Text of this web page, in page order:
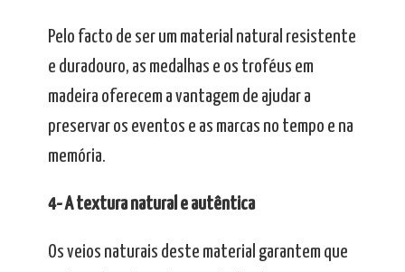
Pelo facto de ser um material natural resistente
e duradouro, as medalhas e os troféus em
madeira oferecem a vantagem de ajudar a
preservar os eventos e as marcas no tempo e na
memória.
4- A textura natural e autêntica
Os veios naturais deste material garantem que